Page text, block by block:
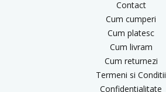
Contact
Cum cumperi
Cum platesc
Cum livram
Cum returnezi
Termeni si Conditii
Confidentialitate